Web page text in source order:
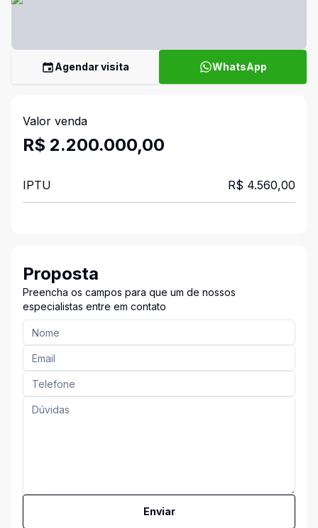
Agendar visita WhatsApp
Valor venda
R$ 2.200.000,00
IPTU R$ 4.560,00
Proposta
Preencha os campos para que um de nossos
especialistas entre em contato
Enviar